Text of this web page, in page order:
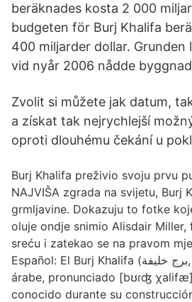
beräknades kosta 2 000
budgeten för Burj Khalifa
400 miljarder dollar. Grunden
vid nyår 2006 nådde
Zvolit si můžete jak datum,
a získat tak nejrychlejší
oproti dlouhému čekání u
Burj Khalifa preživio svoju prvu
NAJVIŠA zgrada na svijetu, Burj
grmljavine. Dokazuju to fotke
oluje ondje snimio Alisdair
sreću i zatekao se na pravom
Español: El Burj Khalifa (برج خليفة, Torre Khalifa en
árabe, pronunciado [bʊɾʤ
conocido durante su